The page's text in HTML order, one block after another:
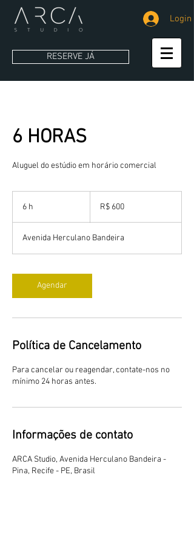
RESERVE JÁ
Login
6 HORAS
Aluguel do estúdio em horário comercial
6 h
brasileiros
R$ 600
Avenida Herculano Bandeira
Agendar
Política de Cancelamento
Para cancelar ou reagendar, contate-nos no
mínimo 24 horas antes.
Informações de contato
ARCA Studio, Avenida Herculano Bandeira -
Pina, Recife - PE, Brasil